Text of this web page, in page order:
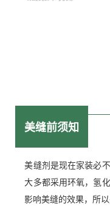
美缝前须知
美缝剂是现在家装必
大多都采用环氧，氢
影响美缝的效果，所